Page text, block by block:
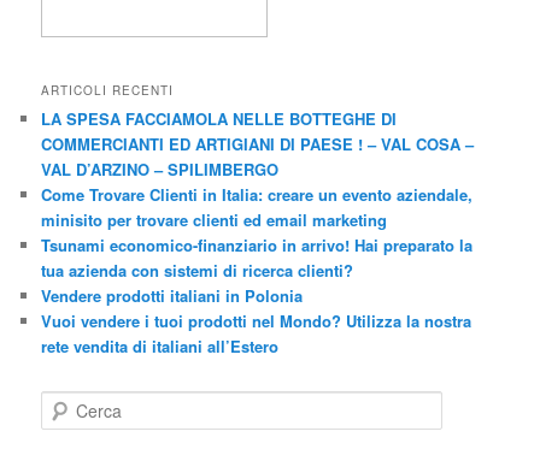
ARTICOLI RECENTI
LA SPESA FACCIAMOLA NELLE BOTTEGHE DI
COMMERCIANTI ED ARTIGIANI DI PAESE ! – VAL COSA –
VAL D’ARZINO – SPILIMBERGO
Come Trovare Clienti in Italia: creare un evento aziendale,
minisito per trovare clienti ed email marketing
Tsunami economico-finanziario in arrivo! Hai preparato la
tua azienda con sistemi di ricerca clienti?
Vendere prodotti italiani in Polonia
Vuoi vendere i tuoi prodotti nel Mondo? Utilizza la nostra
rete vendita di italiani all’Estero
e